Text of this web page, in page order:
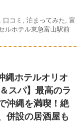
, 口コミ , 泊まってみた, 富
ルホテル東急富山駅前
縄ホテルオリオ
スパ】最高のラ
沖縄を満喫！絶
併設の居酒屋も